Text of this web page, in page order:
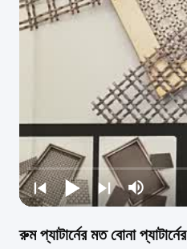
রুম প্যাটার্নের মত বোনা